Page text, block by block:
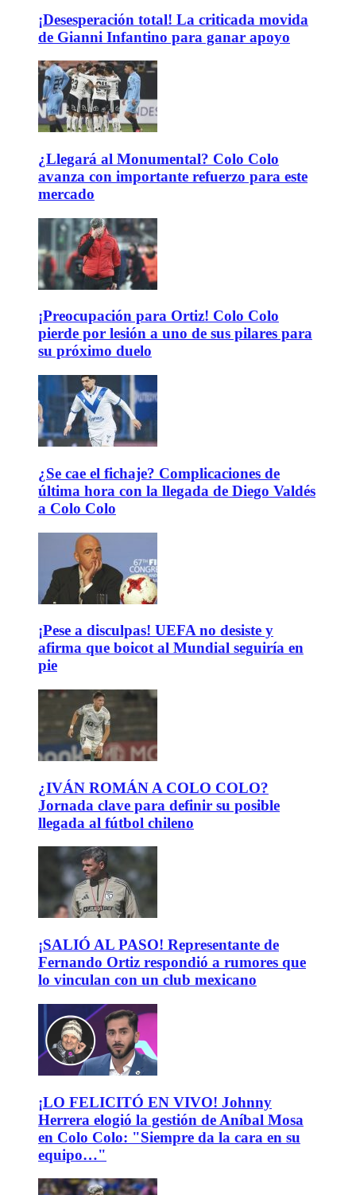
¡Desesperación total! La criticada movida
de Gianni Infantino para ganar apoyo
¿Llegará al Monumental? Colo Colo
avanza con importante refuerzo para este
mercado
¡Preocupación para Ortiz! Colo Colo
pierde por lesión a uno de sus pilares para
su próximo duelo
¿Se cae el fichaje? Complicaciones de
última hora con la llegada de Diego Valdés
a Colo Colo
¡Pese a disculpas! UEFA no desiste y
afirma que boicot al Mundial seguiría en
pie
¿IVÁN ROMÁN A COLO COLO?
Jornada clave para definir su posible
llegada al fútbol chileno
¡SALIÓ AL PASO! Representante de
Fernando Ortiz respondió a rumores que
lo vinculan con un club mexicano
¡LO FELICITÓ EN VIVO! Johnny
Herrera elogió la gestión de Aníbal Mosa
en Colo Colo: "Siempre da la cara en su
equipo…"